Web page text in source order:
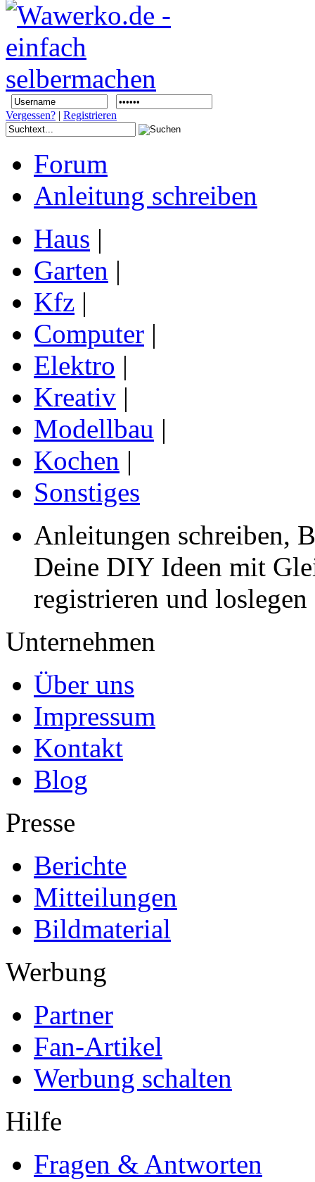
Vergessen? | Registrieren
Forum
Anleitung schreiben
Haus |
Garten |
Kfz |
Computer |
Elektro |
Kreativ |
Modellbau |
Kochen |
Sonstiges
Anleitungen schreiben,
Deine DIY Ideen mit
registrieren und loslegen
Unternehmen
Über uns
Impressum
Kontakt
Blog
Presse
Berichte
Mitteilungen
Bildmaterial
Werbung
Partner
Fan-Artikel
Werbung schalten
Hilfe
Fragen & Antworten